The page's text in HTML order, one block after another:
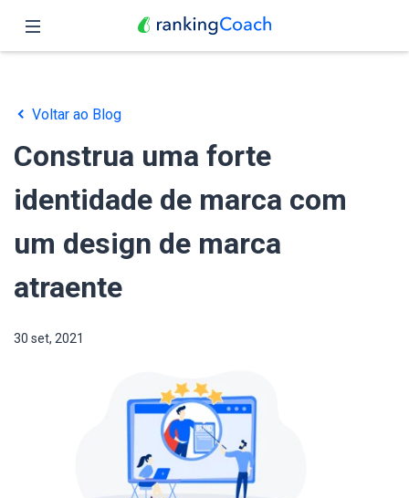
Funções
Preços
Parceiros
Blog
Português
Voltar ao Blog
Construa uma forte
identidade de marca com
um design de marca
atraente
30 set, 2021